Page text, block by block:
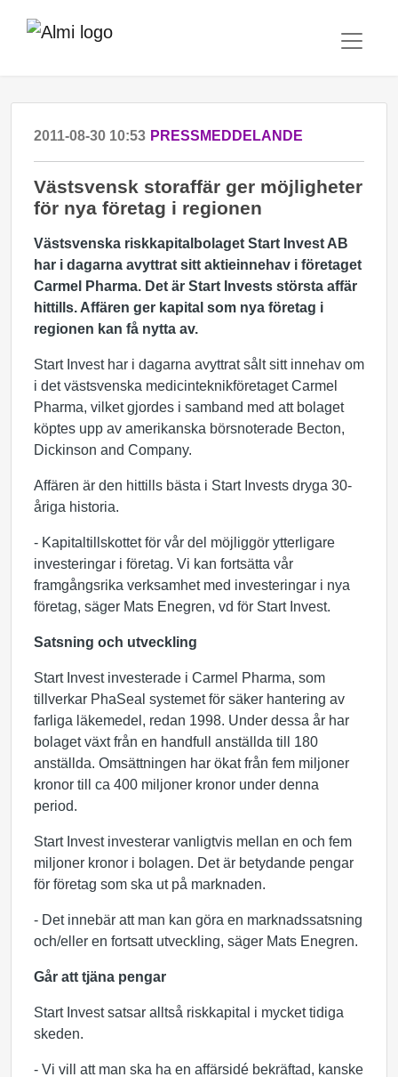
2011-08-30 10:53 PRESSMEDDELANDE
Västsvensk storaffär ger möjligheter
för nya företag i regionen
Västsvenska riskkapitalbolaget Start Invest AB
har i dagarna avyttrat sitt aktieinnehav i företaget
Carmel Pharma. Det är Start Invests största affär
hittills. Affären ger kapital som nya företag i
regionen kan få nytta av.
Start Invest har i dagarna avyttrat sålt sitt innehav om
i det västsvenska medicinteknikföretaget Carmel
Pharma, vilket gjordes i samband med att bolaget
köptes upp av amerikanska börsnoterade Becton,
Dickinson and Company.
Affären är den hittills bästa i Start Invests dryga 30-
åriga historia.
- Kapitaltillskottet för vår del möjliggör ytterligare
investeringar i företag. Vi kan fortsätta vår
framgångsrika verksamhet med investeringar i nya
företag, säger Mats Enegren, vd för Start Invest.
Satsning och utveckling
Start Invest investerade i Carmel Pharma, som
tillverkar PhaSeal systemet för säker hantering av
farliga läkemedel, redan 1998. Under dessa år har
bolaget växt från en handfull anställda till 180
anställda. Omsättningen har ökat från fem miljoner
kronor till ca 400 miljoner kronor under denna
period.
Start Invest investerar vanligtvis mellan en och fem
miljoner kronor i bolagen. Det är betydande pengar
för företag som ska ut på marknaden.
- Det innebär att man kan göra en marknadssatsning
och/eller en fortsatt utveckling, säger Mats Enegren.
Går att tjäna pengar
Start Invest satsar alltså riskkapital i mycket tidiga
skeden.
- Vi vill att man ska ha en affärsidé bekräftad, kanske